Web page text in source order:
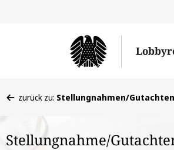
befinden
hier:
zurück zu: Stellungnahmen/Gutachten
Stellungnahme/